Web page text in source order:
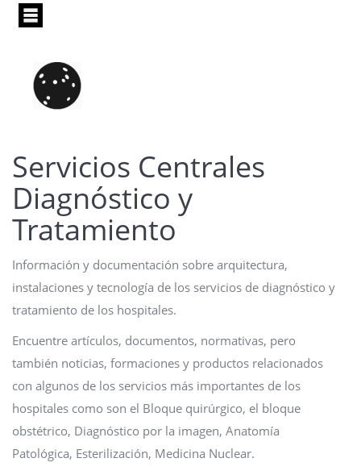
Pasar
principal
Servicios Centrales
Diagnóstico y
Tratamiento
Información y documentación sobre arquitectura,
instalaciones y tecnología de los servicios de diagnóstico y
tratamiento de los hospitales.
Encuentre artículos, documentos, normativas, pero
también noticias, formaciones y productos relacionados
con algunos de los servicios más importantes de los
hospitales como son el Bloque quirúrgico, el bloque
obstétrico, Diagnóstico por la imagen, Anatomía
Patológica, Esterilización, Medicina Nuclear.